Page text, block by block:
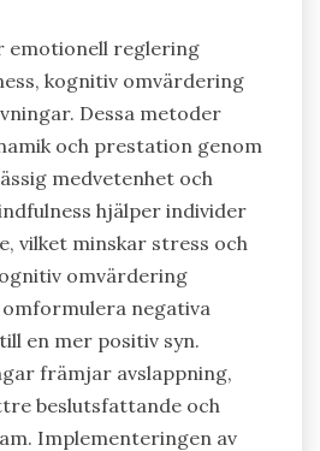
emotionell reglering
kognitiv omvärdering
Dessa metoder
och prestation genom
medvetenhet och
hjälper individer
vilket minskar stress och
omvärdering
negativa
en mer positiv syn.
främjar avslappning,
beslutsfattande och
Implementeringen av